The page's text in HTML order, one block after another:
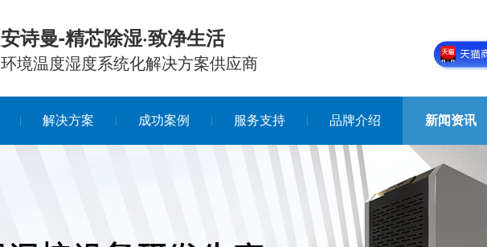
安诗曼-精芯除湿·致净生活
环境温度湿度系统化解决方案供应商
解决方案 成功案例 服务支持 品牌介绍 新闻资讯